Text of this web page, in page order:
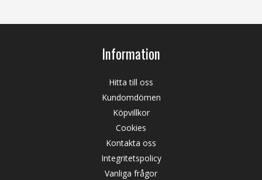
Information
Hitta till oss
Kundomdömen
Köpvillkor
Cookies
Kontakta oss
Integritetspolicy
Vanliga frågor